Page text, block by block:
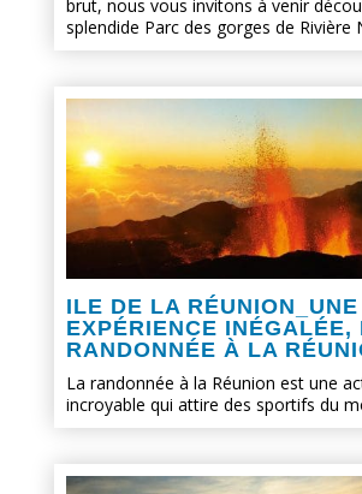
brut, nous vous invitons à venir
splendide Parc des gorges de Rivière
ILE DE LA RÉUNION_UNE
EXPÉRIENCE INÉGALÉE,
RANDONNÉE À LA
La randonnée à la Réunion est une
incroyable qui attire des sportifs du